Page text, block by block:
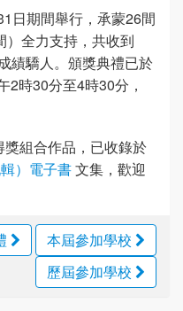
日期間舉行，承蒙26間
）全力支持，共收到
績驕人。頒獎典禮已於
2時30分至4時30分，
組合作品，已收錄於
）電子書文集，歡迎
本屆參加學校
歷屆參加學校